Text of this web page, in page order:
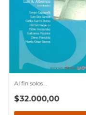
Al fin solos...
$32.000,00